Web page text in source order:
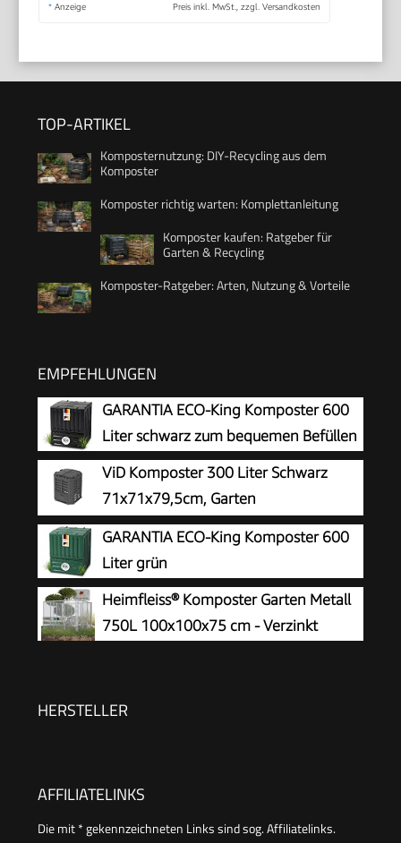
* Anzeige Preis inkl. MwSt., zzgl. Versandkosten
TOP-ARTIKEL
Komposternutzung: DIY-Recycling aus dem
Komposter
Komposter richtig warten: Komplettanleitung
Komposter kaufen: Ratgeber für
Garten & Recycling
Komposter-Ratgeber: Arten, Nutzung & Vorteile
EMPFEHLUNGEN
GARANTIA ECO-King Komposter 600
Liter schwarz zum bequemen Befüllen
ViD Komposter 300 Liter Schwarz
71x71x79,5cm, Garten
Schnellkomposter, Robust,
Witterungsbeständig, Thermokomposter mit
Belüftungssystem, Kunststoff
GARANTIA ECO-King Komposter 600
Liter grün
Heimfleiss® Komposter Garten Metall
750L 100x100x75 cm - Verzinkt
HERSTELLER
AFFILIATELINKS
Die mit * gekennzeichneten Links sind sog. Affiliatelinks.